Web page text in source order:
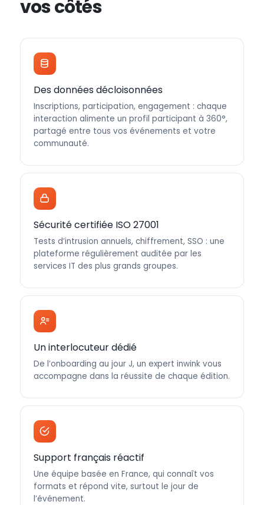
vos côtés
Des données décloisonnées
Inscriptions, participation, engagement : chaque
interaction alimente un profil participant à 360°,
partagé entre tous vos événements et votre
communauté.
Sécurité certifiée ISO 27001
Tests d’intrusion annuels, chiffrement, SSO : une
plateforme régulièrement auditée par les
services IT des plus grands groupes.
Un interlocuteur dédié
De l’onboarding au jour J, un expert inwink vous
accompagne dans la réussite de chaque édition.
Support français réactif
Une équipe basée en France, qui connaît vos
formats et répond vite, surtout le jour de
l’événement.